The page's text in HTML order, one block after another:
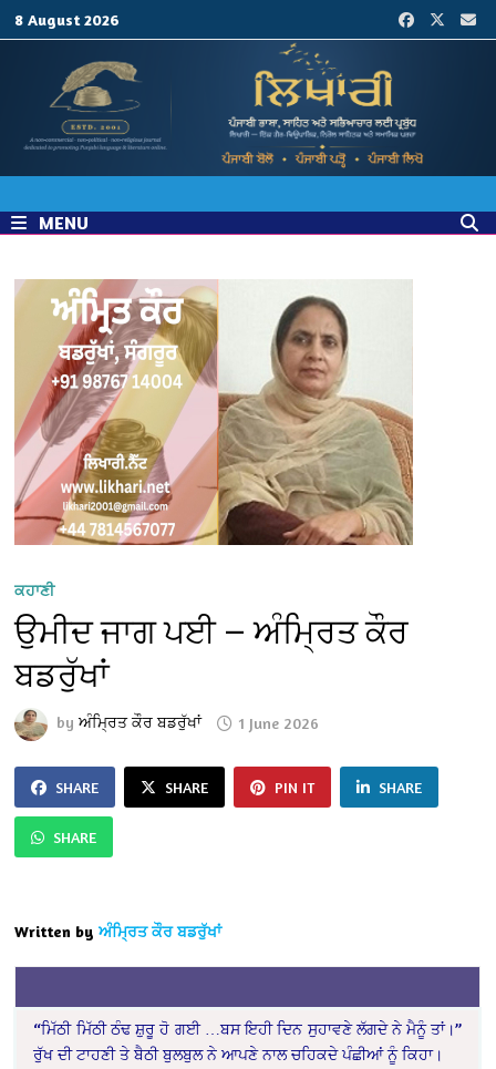
8 August 2026
MENU
ਕਹਾਣੀ
ਉਮੀਦ ਜਾਗ ਪਈ — ਅੰਮ੍ਰਿਤ ਕੌਰ
ਬਡਰੁੱਖਾਂ
byਅੰਮ੍ਰਿਤ ਕੌਰ ਬਡਰੁੱਖਾਂ 1 June 2026
SHARE SHARE PIN IT SHARE
SHARE
Written by ਅੰਮ੍ਰਿਤ ਕੌਰ ਬਡਰੁੱਖਾਂ
“ਮਿੱਠੀ ਮਿੱਠੀ ਠੰਢ ਸ਼ੁਰੂ ਹੋ ਗਈ …ਬਸ ਇਹੀ ਦਿਨ ਸੁਹਾਵਣੇ ਲੱਗਦੇ ਨੇ ਮੈਨੂੰ ਤਾਂ।”
ਰੁੱਖ ਦੀ ਟਾਹਣੀ ਤੇ ਬੈਠੀ ਬੁਲਬੁਲ ਨੇ ਆਪਣੇ ਨਾਲ ਚਹਿਕਦੇ ਪੰਛੀਆਂ ਨੂੰ ਕਿਹਾ।